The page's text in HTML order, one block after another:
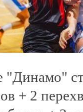
"Динамо"
+ 2